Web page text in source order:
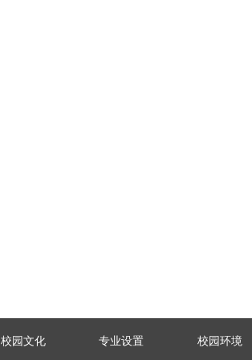
校园文化 专业设置 校园环境